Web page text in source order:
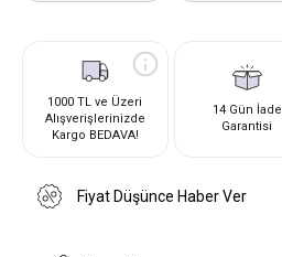
1000 TL ve Üzeri
Alışverişlerinizde
Kargo BEDAVA!
14 Gün İade
Garantisi
Fiyat Düşünce Haber Ver